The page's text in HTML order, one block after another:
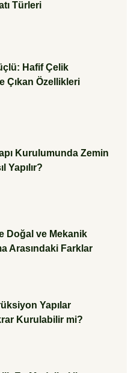
Türleri
Hafif Çelik
Çıkan Özellikleri
Kurulumunda Zemin
Yapılır?
Doğal ve Mekanik
Arasındaki Farklar
Yapılar
Kurulabilir mi?